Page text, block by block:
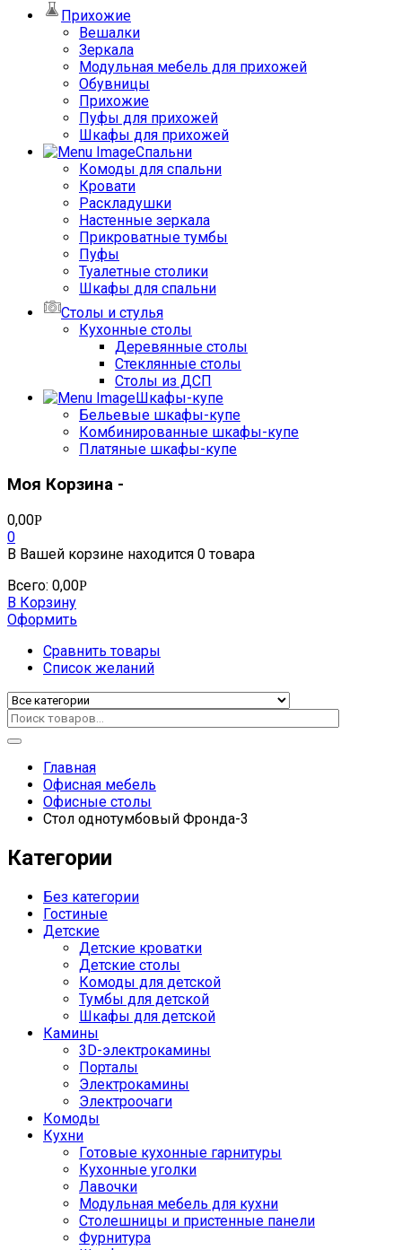
Прихожие
Вешалки
Зеркала
Модульная мебель для прихожей
Обувницы
Прихожие
Пуфы для прихожей
Шкафы для прихожей
Спальни
Комоды для спальни
Кровати
Раскладушки
Настенные зеркала
Прикроватные тумбы
Пуфы
Туалетные столики
Шкафы для спальни
Столы и стулья
Кухонные столы
Деревянные столы
Стеклянные столы
Столы из ДСП
Шкафы-купе
Бельевые шкафы-купе
Комбинированные шкафы-купе
Платяные шкафы-купе
Моя Корзина -
0,00Р
0
В Вашей корзине находится 0 товара
Всего: 0,00Р
В Корзину
Оформить
Сравнить товары
Список желаний
Главная
Офисная мебель
Офисные столы
Стол однотумбовый Фронда-3
Категории
Без категории
Гостиные
Детские
Детские кроватки
Детские столы
Комоды для детской
Тумбы для детской
Шкафы для детской
Камины
3D-электрокамины
Порталы
Электрокамины
Электроочаги
Комоды
Кухни
Готовые кухонные гарнитуры
Кухонные уголки
Лавочки
Модульная мебель для кухни
Столешницы и пристенные панели
Фурнитура